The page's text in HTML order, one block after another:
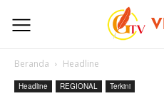
Beranda Headline
Headline REGIONAL Terkini